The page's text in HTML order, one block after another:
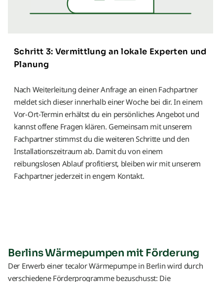
Schritt 3: Vermittlung an lokale Experten und
Planung
Nach Weiterleitung deiner Anfrage an einen Fachpartner
meldet sich dieser innerhalb einer Woche bei dir. In einem
Vor-Ort-Termin erhältst du ein persönliches Angebot und
kannst offene Fragen klären. Gemeinsam mit unserem
Fachpartner stimmst du die weiteren Schritte und den
Installationszeitraum ab. Damit du von einem
reibungslosen Ablauf profitierst, bleiben wir mit unserem
Fachpartner jederzeit in engem Kontakt.
Berlins Wärmepumpen mit Förderung
Der Erwerb einer tecalor Wärmepumpe in Berlin wird durch
verschiedene Förderprogramme bezuschusst: Die